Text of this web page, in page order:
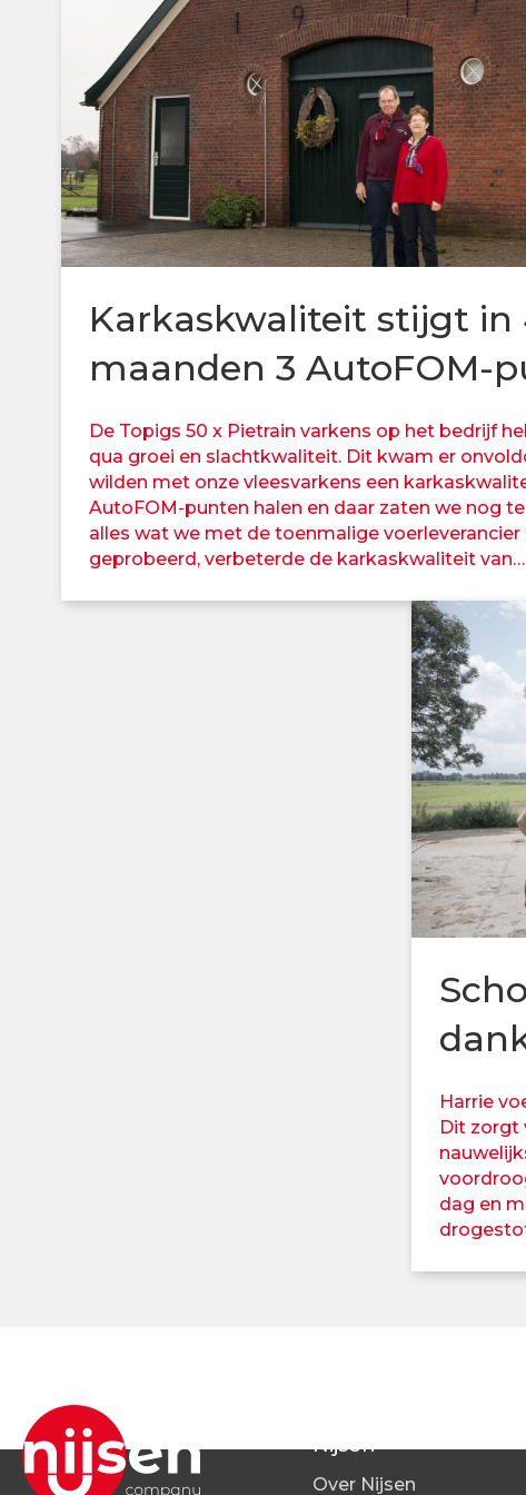
Karkaskwaliteit stijgt in
maanden 3 AutoFOM-
De Topigs 50 x Pietrain varkens op het bedrijf
qua groei en slachtkwaliteit. Dit kwam er
wilden met onze vleesvarkens een
AutoFOM-punten halen en daar zaten we nog
alles wat we met de toenmalige voerleverancier
geprobeerd, verbeterde de karkaskwaliteit van…
Harrie
Dit zorgt
dag en
Nijsen
Over Nijsen